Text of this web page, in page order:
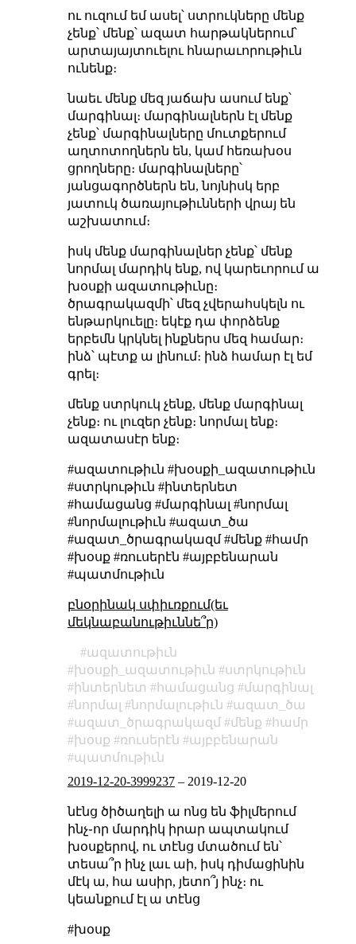
ու ուզում եմ ասել՝ ստրուկները մենք
չենք՝ մենք՝ ազատ հարթակներում՝
արտայայտուելու հնարաւորութիւն
ունենք։
նաեւ մենք մեզ յաճախ ասում ենք՝
մարգինալ։ մարգինալներն էլ մենք
չենք՝ մարգինալները մուտքերում
աղտոտողներն են, կամ հեռախօս
ցրողները։ մարգինալները՝
յանցագործներն են, նոյնիսկ երբ
յատուկ ծառայութիւնների վրայ են
աշխատում։
իսկ մենք մարգինալներ չենք՝ մենք
նորմալ մարդիկ ենք, ով կարեւորում ա
խօսքի ազատութիւնը։
ծրագրակազմի՝ մեզ չվերահսկելն ու
ենթարկուելը։ եկէք դա փորձենք
երբեմն կրկնել ինքներս մեզ համար։
ինձ՝ պէտք ա լինում։ ինձ համար էլ եմ
գրել։
մենք ստրկուկ չենք, մենք մարգինալ
չենք։ ու լուզեր չենք։ նորմալ ենք։
ազատասէր ենք։
#ազատութիւն #խօսքի_ազատութիւն
#ստրկութիւն #ինտերնետ
#համացանց #մարգինալ #նորմալ
#նորմալութիւն #ազատ_ծա
#ազատ_ծրագրակազմ #մենք #համր
#խօսք #ռուսերէն #այբբենարան
#պատմութիւն
բնօրինակ սփիւռքում(եւ
մեկնաբանութիւննե՞ր)
ազատութիւն
խօսքի_ազատութիւն
ստրկութիւն
ինտերնետ
համացանց
մարգինալ
նորմալ
նորմալութիւն
ազատ_ծա
ազատ_ծրագրակազմ
մենք
համր
խօսք
ռուսերէն
այբբենարան
պատմութիւն
2019-12-20-3999237– 2019-12-20
նէնց ծիծաղելի ա ոնց են ֆիլմերում
ինչ֊որ մարդիկ իրար ապտակում
խօսքերով, ու տէնց մտածում են՝
տեսա՞ր ինչ լաւ աի, իսկ դիմացինին
մէկ ա, հա ասիր, յետո՞յ ինչ։ ու
կեանքում էլ ա տէնց
#խօսք